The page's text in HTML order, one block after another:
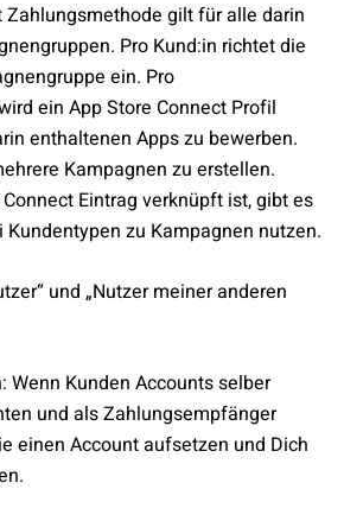
Zahlungsmethode gilt für alle darin
Pro Kund:in richtet die
ein. Pro
ein App Store Connect Profil
enthaltenen Apps zu bewerben.
Kampagnen zu erstellen.
Eintrag verknüpft ist, gibt es
zu Kampagnen nutzen.
und „Nutzer meiner anderen
Wenn Kunden Accounts selber
und als Zahlungsempfänger
einen Account aufsetzen und Dich